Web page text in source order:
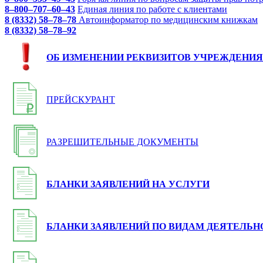
8–800–707–60–43 Единая линия по работе с клиентами
8 (8332) 58–78–78 Автоинформатор по медицинским книжкам
8 (8332) 58–78–92
ОБ ИЗМЕНЕНИИ РЕКВИЗИТОВ УЧРЕЖДЕНИЯ
ПРЕЙСКУРАНТ
РАЗРЕШИТЕЛЬНЫЕ ДОКУМЕНТЫ
БЛАНКИ ЗАЯВЛЕНИЙ НА УСЛУГИ
БЛАНКИ ЗАЯВЛЕНИЙ ПО ВИДАМ